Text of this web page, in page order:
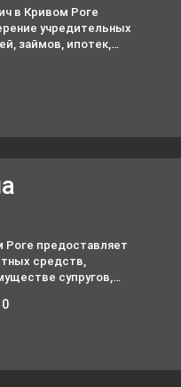
в Кривом Роге
учредительных
займов, ипотек,
банковских карточках и
Роге предоставляет
средств,
супругов,
займы, доверенности).